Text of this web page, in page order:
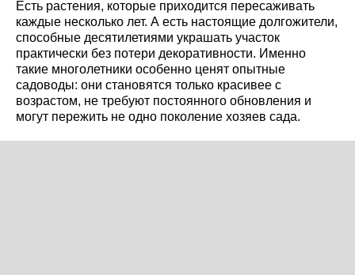
Есть растения, которые приходится пересаживать
каждые несколько лет. А есть настоящие долгожители,
способные десятилетиями украшать участок
практически без потери декоративности. Именно
такие многолетники особенно ценят опытные
садоводы: они становятся только красивее с
возрастом, не требуют постоянного обновления и
могут пережить не одно поколение хозяев сада.